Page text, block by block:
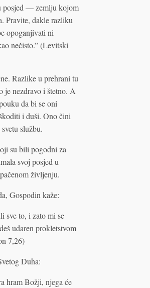
posjed — zemlju kojom
Pravite, dakle razliku
opoganjivati ni
nečisto.” (Levitski
Razlike u prehrani tu
je nezdravo i štetno. A
da bi se oni
i duši. Ono čini
službu.
su bili pogodni za
svoj posjed u
življenju.
Gospodin kaže:
sve to, i zato mi se
udaren prokletstvom
7,26)
Duha:
hram Božji, njega će